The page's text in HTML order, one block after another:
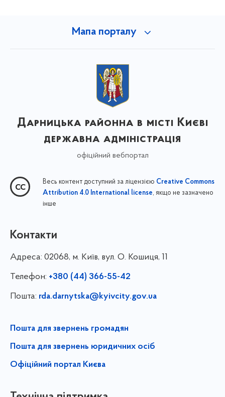
Мапа порталу
Дарницька районна в місті Києві
державна адміністрація
офіційний вебпортал
Весь контент доступний за ліцензією Creative Commons
Attribution 4.0 International license, якщо не зазначено
інше
Контакти
Адреса: 02068, м. Київ, вул. О. Кошиця, 11
Телефон: +380 (44) 366-55-42
Пошта: rda.darnytska@kyivcity.gov.ua
Пошта для звернень громадян
Пошта для звернень юридичних осіб
Офіційний портал Києва